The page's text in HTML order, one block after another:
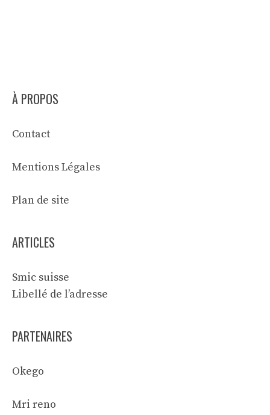
À PROPOS
Contact
Mentions Légales
Plan de site
ARTICLES
Smic suisse
Libellé de l’adresse
PARTENAIRES
Okego
Mri reno